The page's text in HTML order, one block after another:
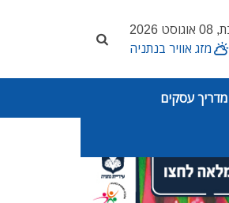
מזג אוויר בנתניה
מדריך עסקים